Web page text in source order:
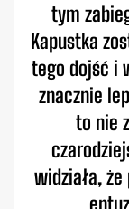
tym
Kapustka
tego dojść i
znacznie
to nie
widziała,